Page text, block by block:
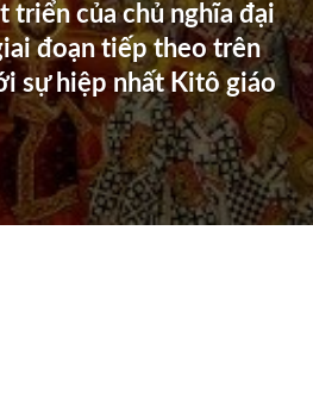
triển của chủ nghĩa đại
đoạn tiếp theo trên
sự hiệp nhất Kitô giáo